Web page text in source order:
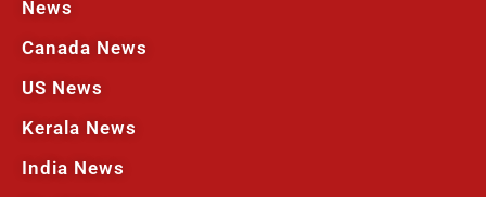
News
Canada News
US News
Kerala News
India News